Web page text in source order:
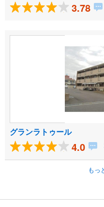
3.78
グランラトゥール
4.0
もっ